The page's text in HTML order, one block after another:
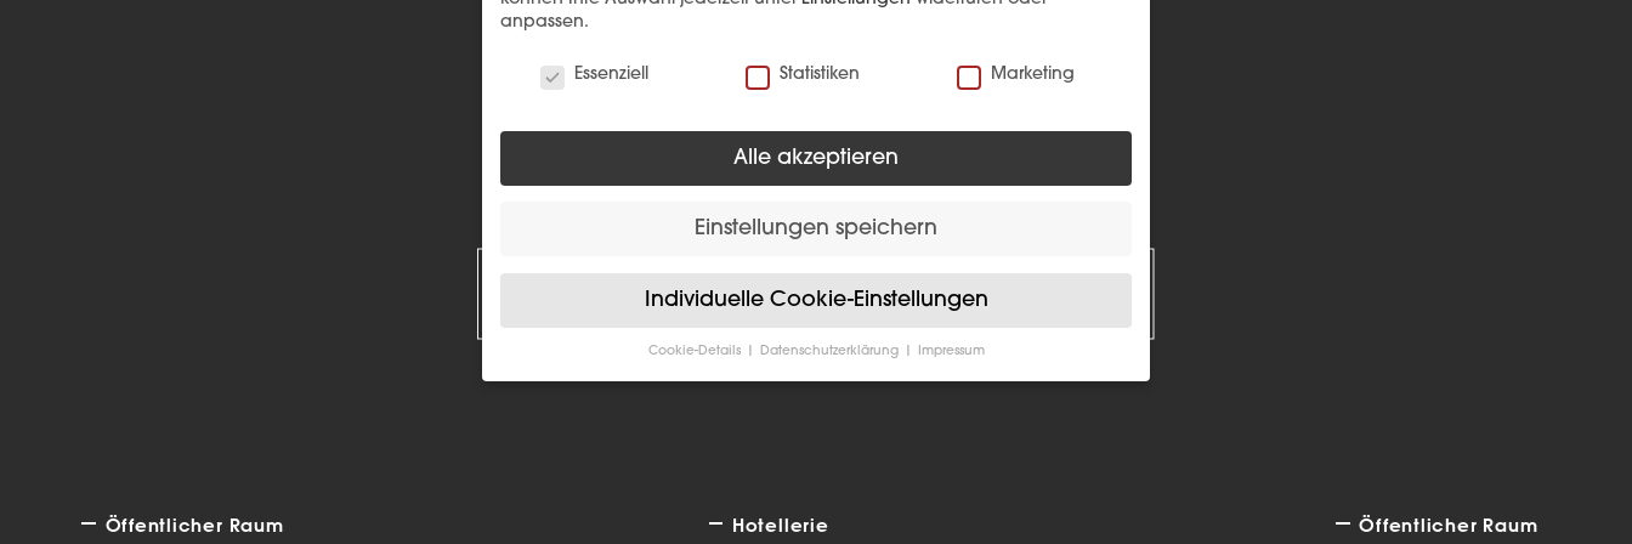
REFERENZEN
Öffentlicher Raum Hotellerie Öffentlicher Raum
anpassen.
Essenziell
Statistiken Marketing
Alle akzeptieren
Einstellungen speichern
Individuelle Cookie-Einstellungen
Cookie-Details Datenschutzerklärung Impressum
Datenschutzeinstellungen
und Ihre Erfahrung zu verbessern. Personenbezogene Daten können